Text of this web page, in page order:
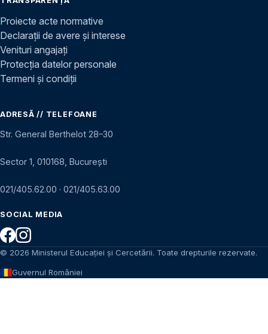
Proiecte acte normative
Declarații de avere și interese
Venituri angajați
Protecția datelor personale
Termeni și condiții
ADRESĂ // TELEFOANE
Str. General Berthelot 28–30
Sector 1, 010168, București
021/405.62.00 · 021/405.63.00
SOCIAL MEDIA
© 2026 Ministerul Educației și Cercetării. Toate drepturile rezervate.
Guvernul României